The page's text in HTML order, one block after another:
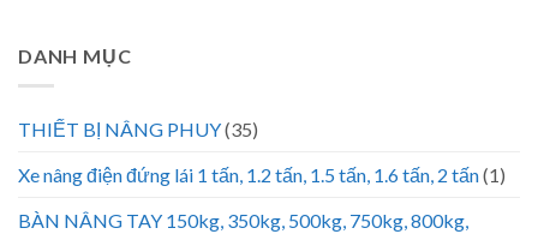
DANH MỤC
THIẾT BỊ NÂNG PHUY(35)
Xe nâng điện đứng lái 1 tấn, 1.2 tấn, 1.5 tấn, 1.6 tấn, 2 tấn(1)
BÀN NÂNG TAY 150kg, 350kg, 500kg, 750kg, 800kg,